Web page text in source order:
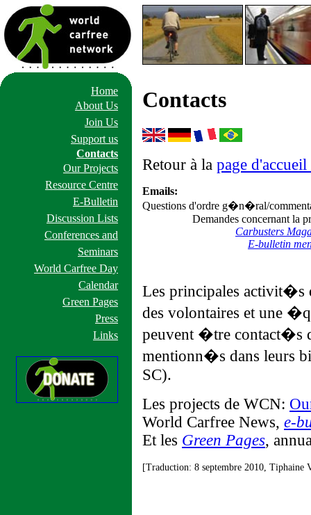
Home
About Us
Join Us
Support us
Contacts
Our Projects
Resource Centre
E-Bulletin
Discussion Lists
Conferences and
Seminars
World Carfree Day
Calendar
Green Pages
Press
Links
Contacts
Retour à la page
Emails:
Questions d'ordre g�n�ral/
Demandes concernant la
Carbusters
E-bulletin
Les principales
des volontaires et une
peuvent �tre contact�s
mentionn�s dans leurs
SC).
Les projects de WCN:
World Carfree News, e-
Et les Green Pages,
[Traduction: 8 septembre 2010, Tiphaine